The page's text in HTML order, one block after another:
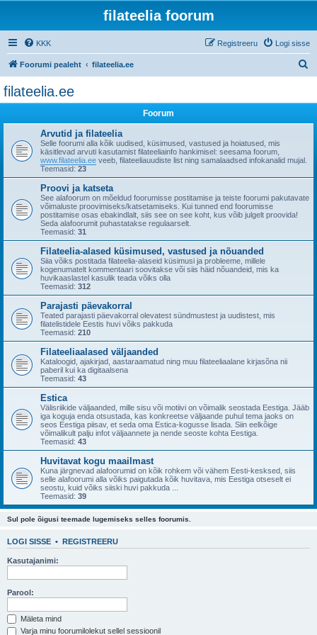
filateelia foorum
KKK Logi sisse
Registreeru
Foorumi pealeht filateelia.ee
filateelia.ee
Foorum
Arvutid ja filateelia
Selle foorumi alla kõik uudised, küsimused, vastused ja hoiatused, mis
käsitlevad arvuti kasutamist filateeliainfo hankimisel: seesama foorum,
www.filateelia.ee veeb, filateeliauudiste list ning samalaadsed infokanalid mujal.
Teemasid: 23
Proovi ja katseta
See alafoorum on mõeldud foorumisse postitamise ja teiste foorumi pakutavate
võimaluste proovimiseks/katsetamiseks. Kui tunned end foorumisse
postitamise osas ebakindlalt, siis see on see koht, kus võib julgelt proovida!
Seda alafoorumit puhastatakse regulaarselt.
Teemasid: 31
Filateelia-alased küsimused, vastused ja nõuanded
Siia võiks postitada filateelia-alaseid küsimusi ja probleeme, millele
kogenumatelt kommentaari soovitakse või siis häid nõuandeid, mis ka
huvikaaslastel kasulik teada võiks olla
Teemasid: 312
Parajasti päevakorral
Teated parajasti päevakorral olevatest sündmustest ja uudistest, mis
filatelistidele Eestis huvi võiks pakkuda
Teemasid: 210
Filateeliaalased väljaanded
Kataloogid, ajakirjad, aastaraamatud ning muu filateeliaalane kirjasõna nii
paberil kui ka digitaalsena
Teemasid: 43
Estica
Välisriikide väljaanded, mille sisu või motiivi on võimalik seostada Eestiga. Jääb
iga koguja enda otsustada, kas konkreetse väljaande puhul tema jaoks on
seos Eestiga piisav, et seda oma Estica-kogusse lisada. Siin eelkõige
võimalikult palju infot väljaannete ja nende seoste kohta Eestiga.
Teemasid: 43
Huvitavat kogu maailmast
Kuna järgnevad alafoorumid on kõik rohkem või vähem Eesti-kesksed, siis
selle alafoorumi alla võiks paigutada kõik huvitava, mis Eestiga otseselt ei
seostu, kuid võiks siiski huvi pakkuda ...
Teemasid: 39
Sul pole õigusi teemade lugemiseks selles foorumis.
LOGI SISSE • REGISTREERU
Kasutajanimi:
Parool:
Mäleta mind
Varja minu foorumilolekut sellel sessioonil